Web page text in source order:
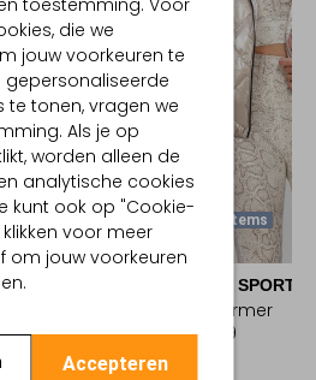
die we
jouw voorkeuren te
gepersonaliseerde
te tonen, vragen we
Als je op
worden alleen de
analytische cookies
kunt ook op "Cookie-
voor meer
om jouw voorkeuren
Accepteren
Laatste Items
DEBLON SPORTS
Bodywarmer
€ 259,99